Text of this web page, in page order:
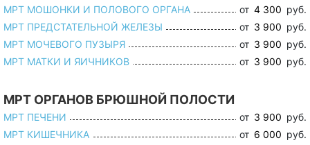
МРТ МОШОНКИ И ПОЛОВОГО ОРГАНА от 4 300 руб.
МРТ ПРЕДСТАТЕЛЬНОЙ ЖЕЛЕЗЫ
от 3 900 руб.
МРТ МОЧЕВОГО ПУЗЫРЯ
от 3 900 руб.
МРТ МАТКИ И ЯИЧНИКОВ
от 3 900 руб.
МРТ ОРГАНОВ БРЮШНОЙ ПОЛОСТИ
МРТ ПЕЧЕНИ от 3 900 руб.
МРТ КИШЕЧНИКА
от 6 000 руб.